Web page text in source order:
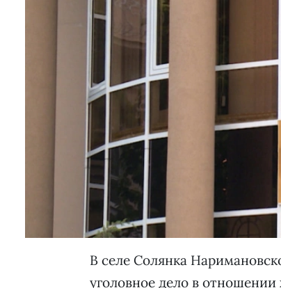
В селе Солянка
уголовное дело в